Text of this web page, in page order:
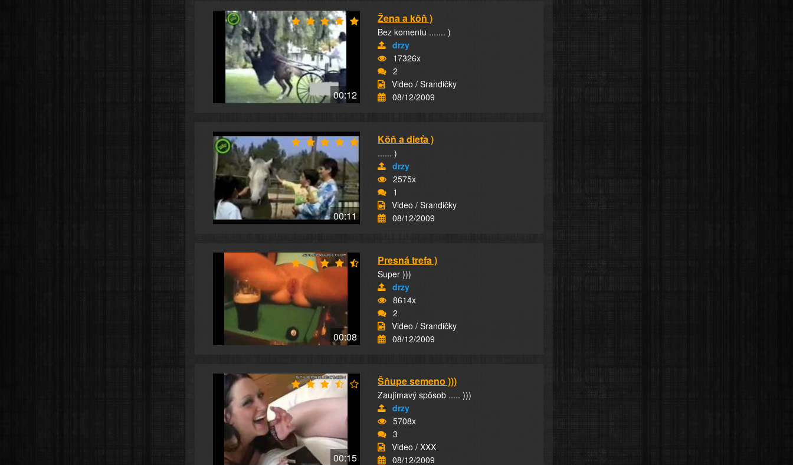
00:12
Žena a kôň )
Bez komentu ....... )
drzy
17326x
2
Video / Srandičky
08/12/2009
00:11
Kôň a dieťa )
...... )
drzy
2575x
1
Video / Srandičky
08/12/2009
00:08
Presná trefa )
Super )))
drzy
8614x
2
Video / Srandičky
08/12/2009
00:15
Šňupe semeno )))
Zaujímavý spôsob ..... )))
drzy
5708x
3
Video / XXX
08/12/2009